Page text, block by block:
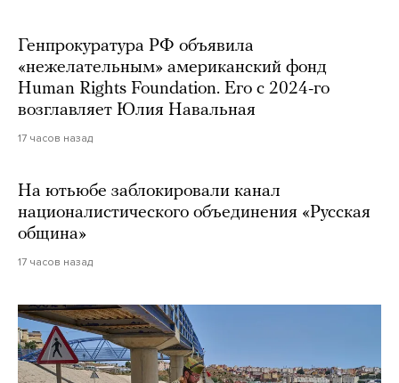
Генпрокуратура РФ объявила
«нежелательным» американский фонд
Human Rights Foundation. Его с 2024-го
возглавляет Юлия Навальная
17 часов назад
На ютьюбе заблокировали канал
националистического объединения «Русская
община»
17 часов назад